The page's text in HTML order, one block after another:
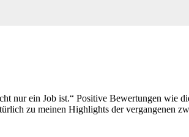
nur ein Job ist.“ Positive Bewertungen
zu meinen Highlights der vergangenen